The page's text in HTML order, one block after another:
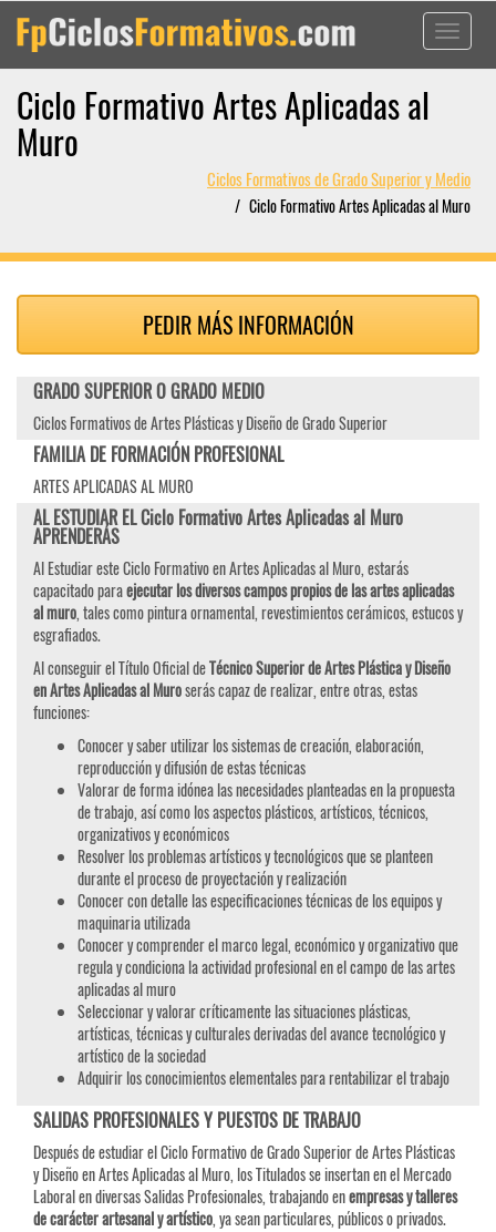
Toggle
Ciclo Formativo Artes Aplicadas al
Muro
Ciclos Formativos de Grado Superior y Medio
Ciclo Formativo Artes Aplicadas al Muro
PEDIR MÁS INFORMACIÓN
GRADO SUPERIOR O GRADO MEDIO
Ciclos Formativos de Artes Plásticas y Diseño de Grado Superior
FAMILIA DE FORMACIÓN PROFESIONAL
ARTES APLICADAS AL MURO
AL ESTUDIAR EL Ciclo Formativo Artes Aplicadas al Muro
APRENDERÁS
Al Estudiar este Ciclo Formativo en Artes Aplicadas al Muro, estarás
capacitado paraejecutar los diversos campos propios de las artes aplicadas
al muro, tales como pintura ornamental, revestimientos cerámicos, estucos y
esgrafiados.
Al conseguir el Título Oficial deTécnico Superior de Artes Plástica y Diseño
en Artes Aplicadas al Muroserás capaz de realizar, entre otras, estas
funciones:
Conocer y saber utilizar los sistemas de creación, elaboración,
reproducción y difusión de estas técnicas
Valorar de forma idónea las necesidades planteadas en la propuesta
de trabajo, así como los aspectos plásticos, artísticos, técnicos,
organizativos y económicos
Resolver los problemas artísticos y tecnológicos que se planteen
durante el proceso de proyectación y realización
Conocer con detalle las especificaciones técnicas de los equipos y
maquinaria utilizada
Conocer y comprender el marco legal, económico y organizativo que
regula y condiciona la actividad profesional en el campo de las artes
aplicadas al muro
Seleccionar y valorar críticamente las situaciones plásticas,
artísticas, técnicas y culturales derivadas del avance tecnológico y
artístico de la sociedad
Adquirir los conocimientos elementales para rentabilizar el trabajo
SALIDAS PROFESIONALES Y PUESTOS DE TRABAJO
Después de estudiar el Ciclo Formativo de Grado Superior de Artes Plásticas
y Diseño en Artes Aplicadas al Muro, los Titulados se insertan en el Mercado
Laboral en diversas Salidas Profesionales, trabajando enempresas y talleres
de carácter artesanal y artístico, ya sean particulares, públicos o privados.